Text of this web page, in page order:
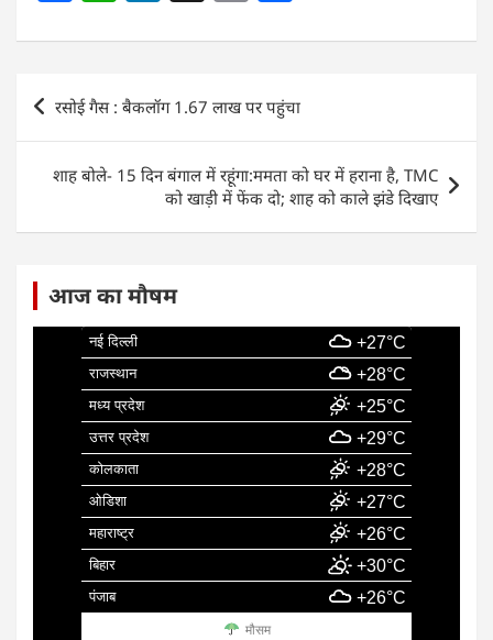
c
e
b
o
o
k
at
s
A
p
p
k
e
dI
n
ai
l
ar
e
Post
navigation
रसोई गैस : बैकलॉग 1.67 लाख पर पहुंचा
शाह बोले- 15 दिन बंगाल में रहूंगा:ममता को घर में हराना है, TMC
को खाड़ी में फेंक दो; शाह को काले झंडे दिखाए
आज का मौषम
नई दिल्ली +27°C
राजस्थान +28°C
मध्य प्रदेश +25°C
उत्तर प्रदेश +29°C
कोलकाता +28°C
ओडिशा +27°C
महाराष्ट्र +26°C
बिहार +30°C
पंजाब +26°C
मौसम